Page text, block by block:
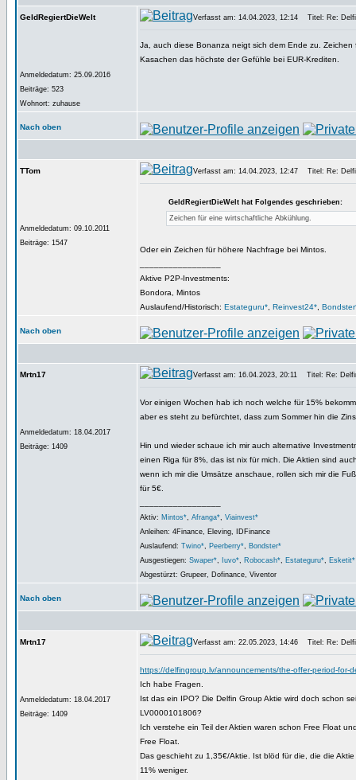
GeldRegiertDieWelt
Anmeldedatum: 25.09.2016
Beiträge: 523
Wohnort: zuhause
Verfasst am: 14.04.2023, 12:14 Titel: Re:
Ja, auch diese Bonanza neigt sich dem Ende zu.
Kasachen das höchste der Gefühle bei EUR-Krediten.
Nach oben
TTom
Anmeldedatum: 09.10.2011
Beiträge: 1547
Verfasst am: 14.04.2023, 12:47 Titel: Re:
GeldRegiertDieWelt hat Folgendes geschrieben:
Zeichen für eine wirtschaftliche Abkühlung.
Oder ein Zeichen für höhere Nachfrage bei Mintos.
Aktive P2P-Investments:
Bondora, Mintos
Auslaufend/Historisch: Estateguru* Reinvest24*
Nach oben
Mrtn17
Anmeldedatum: 18.04.2017
Beiträge: 1409
Verfasst am: 16.04.2023, 20:11 Titel: Re:
Vor einigen Wochen hab ich noch welche für 15%
aber es steht zu befürchtet, dass zum Sommer hin die
Hin und wieder schaue ich mir auch alternative
einen Riga für 8%, das ist nix für mich. Die Aktien sind
wenn ich mir die Umsätze anschaue, rollen sich mir die
für 5€.
Aktiv: Mintos*, Afranga*, Viainvest*
Anleihen: 4Finance, Eleving, IDFinance
Auslaufend: Twino*, Peerberry*, Bondster*
Ausgestiegen: Swaper*, Iuvo*, Robocash*, Estateguru*, Esketit*
Abgestürzt: Grupeer, Dofinance, Viventor
Nach oben
Mrtn17
Anmeldedatum: 18.04.2017
Beiträge: 1409
Verfasst am: 22.05.2023, 14:46 Titel: Re:
https://delfingroup.lv/announcements/the-offer-period-for-
Ich habe Fragen.
Ist das ein IPO? Die Delfin Group Aktie wird doch schon
LV0000101806?
Ich verstehe ein Teil der Aktien waren schon Free Float
Free Float.
Das geschieht zu 1,35€/Aktie. Ist blöd für die, die die
11% weniger.